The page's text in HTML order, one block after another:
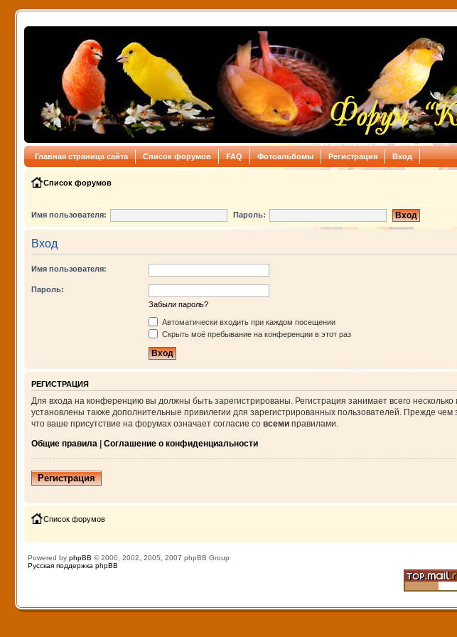
Главная страница сайта Список форумов FAQ Фотоальбомы Регистрация Вход
Список форумов
Имя пользователя: Пароль:
Вход
Имя пользователя:
Пароль:
Забыли пароль?
Автоматически входить при каждом посещении
Скрыть моё пребывание на конференции в этот раз
РЕГИСТРАЦИЯ
Для входа на конференцию вы должны быть зарегистрированы. Регистрация занимает всего
установлены также дополнительные привилегии для зарегистрированных пользователей. Прежде
что ваше присутствие на форумах означает согласие со всемиправилами.
Общие правила | Соглашение о конфиденциальности
Регистрация
Список форумов
Powered by phpBB © 2000, 2002, 2005, 2007 phpBB Group
Русская поддержка phpBB